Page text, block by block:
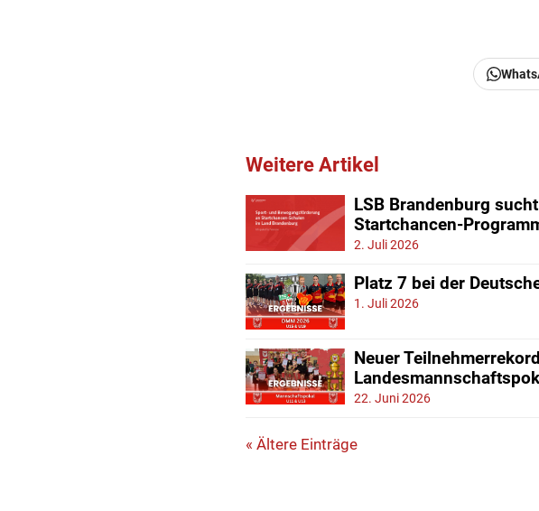
Weitere Artikel
LSB Brandenburg
Startchancen-
2. Juli 2026
Platz 7 bei der
1. Juli 2026
Neuer
22. Juni 2026
« Ältere Einträge